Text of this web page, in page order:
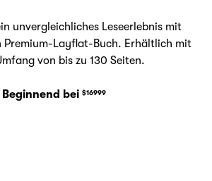
unvergleichliches Leseerlebnis mit
Premium-Layflat-Buch. Erhältlich mit
von bis zu 130 Seiten.
Beginnend bei $16999